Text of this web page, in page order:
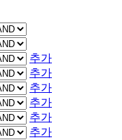
추가
추가
추가
추가
추가
추가